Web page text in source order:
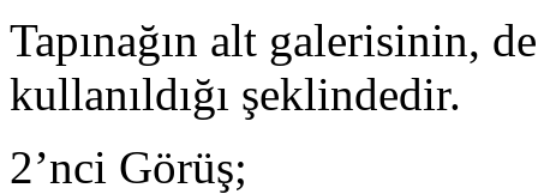
Tapınağın alt galerisinin,
kullanıldığı şeklindedir.
2’nci Görüş;